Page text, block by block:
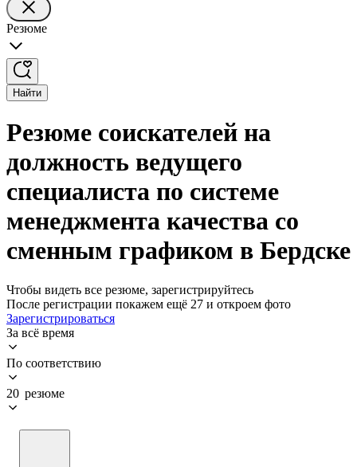
Резюме
Найти
Резюме соискателей на
должность ведущего
специалиста по системе
менеджмента качества со
сменным графиком в Бердске
Чтобы видеть все резюме, зарегистрируйтесь
После регистрации покажем ещё 27 и откроем фото
Зарегистрироваться
За всё время
По соответствию
20 резюме